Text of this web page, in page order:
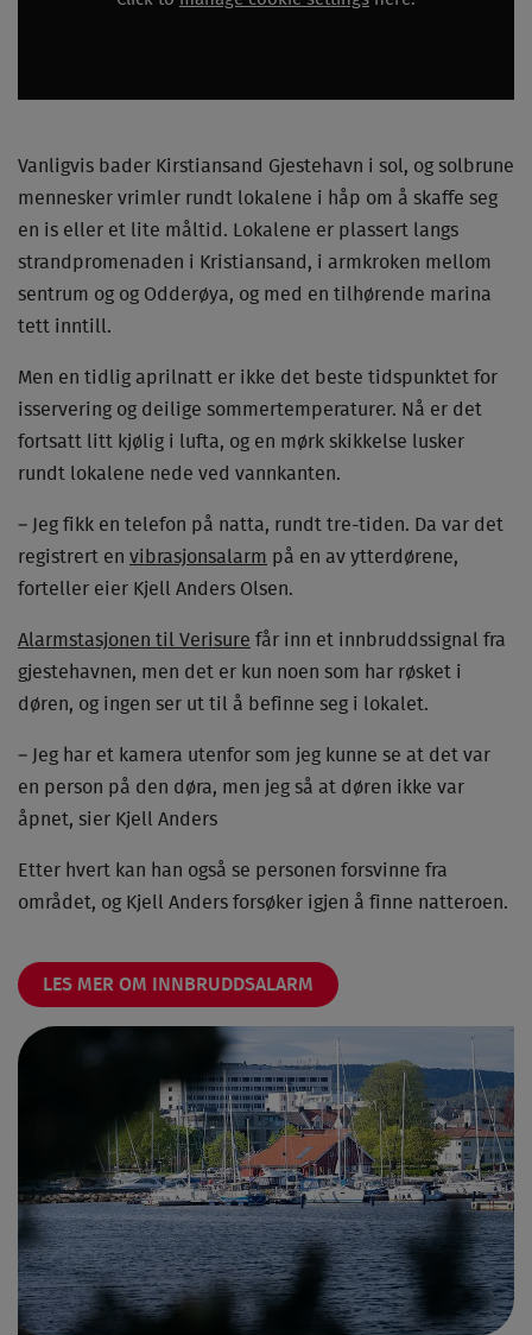
Vanligvis bader Kirstiansand Gjestehavn i sol, og solbrune
mennesker vrimler rundt lokalene i håp om å skaffe seg
en is eller et lite måltid. Lokalene er plassert langs
strandpromenaden i Kristiansand, i armkroken mellom
sentrum og og Odderøya, og med en tilhørende marina
tett inntill.
Men en tidlig aprilnatt er ikke det beste tidspunktet for
isservering og deilige sommertemperaturer. Nå er det
fortsatt litt kjølig i lufta, og en mørk skikkelse lusker
rundt lokalene nede ved vannkanten.
– Jeg fikk en telefon på natta, rundt tre-tiden. Da var det
registrert en vibrasjonsalarm på en av ytterdørene,
forteller eier Kjell Anders Olsen.
Alarmstasjonen til Verisure får inn et innbruddssignal fra
gjestehavnen, men det er kun noen som har røsket i
døren, og ingen ser ut til å befinne seg i lokalet.
– Jeg har et kamera utenfor som jeg kunne se at det var
en person på den døra, men jeg så at døren ikke var
åpnet, sier Kjell Anders
Etter hvert kan han også se personen forsvinne fra
området, og Kjell Anders forsøker igjen å finne natteroen.
LES MER OM INNBRUDDSALARM